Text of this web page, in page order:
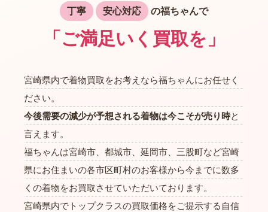
丁寧
安心対応 の福ちゃんで
「ご満足いく買取を」
宮崎県内で着物買取をお考えなら福ちゃんにお任せく
ださい。
今後需要の減少が予想される着物は今こそが売り時と
言えます。
福ちゃんは宮崎市、都城市、延岡市、三股町など宮崎
県にお住まいの各市区町村のお客様から今までに数多
くの着物をお買取させていただいております。
宮崎県内でトップクラスの買取価格をご提示する自信